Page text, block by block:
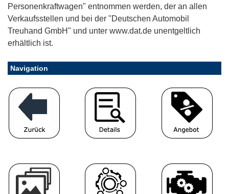
Personenkraftwagen" entnommen werden, der an allen
Verkaufsstellen und bei der "Deutschen Automobil
Treuhand GmbH" und unter www.dat.de unentgeltlich
erhältlich ist.
Navigation